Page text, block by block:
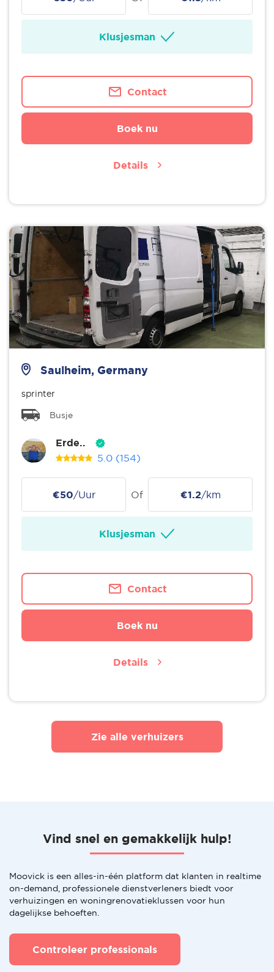
Klusjesman
Contact
Boek nu
Details
Saulheim, Germany
sprinter
Busje
Erde..
5.0 (154)
€50/Uur Of €1.2/km
Klusjesman
Contact
Boek nu
Details
Zie alle verhuizers
Vind snel en gemakkelijk hulp!
Moovick is een alles-in-één platform dat klanten in realtime
on-demand, professionele dienstverleners biedt voor
verhuizingen en woningrenovatieklussen voor hun
dagelijkse behoeften.
Controleer professionals